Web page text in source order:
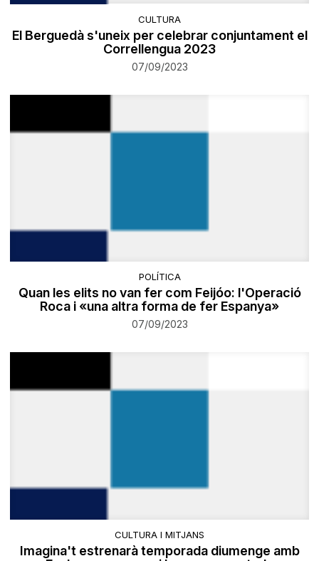
CULTURA
El Berguedà s'uneix per celebrar conjuntament el
Correllengua 2023
07/09/2023
POLÍTICA
Quan les elits no van fer com Feijóo: l'Operació
Roca i «una altra forma de fer Espanya»
07/09/2023
CULTURA I MITJANS
Imagina't estrenarà temporada diumenge amb